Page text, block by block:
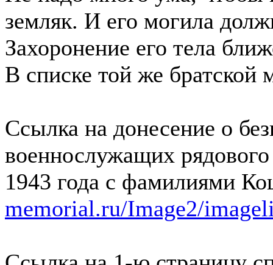
земляк. И его могила
Захоронение его тела
В списке той же
Ссылка на донесение о
военнослужащих
1943 года с фамилиями
memorial.ru/Image2/